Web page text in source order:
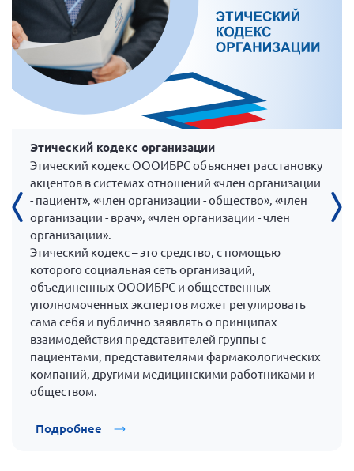
Этический кодекс организации
Этический кодекс ОООИБРС объясняет расстановку
акцентов в системах отношений «член организации
- пациент», «член организации - общество», «член
организации - врач», «член организации - член
организации».
Этический кодекс – это средство, с помощью
которого социальная сеть организаций,
объединенных ОООИБРС и общественных
уполномоченных экспертов может регулировать
сама себя и публично заявлять о принципах
взаимодействия представителей группы с
пациентами, представителями фармакологических
компаний, другими медицинскими работниками и
обществом.
Подробнее